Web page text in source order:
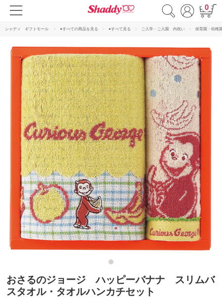
0
シャディ ギフトモール ●すべての商品を見る ●すべて見る ご入学・ご入園 内祝い 保育園・幼稚
おさるのジョージ ハッピーバナナ スリムバ
スタオル・タオルハンカチセット